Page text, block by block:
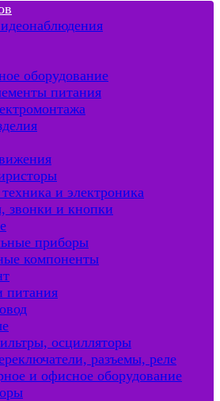
оборудование
питания
и электроника
звонки и кнопки
приборы
компоненты
питания
осцилляторы
разъемы, реле
и офисное оборудование